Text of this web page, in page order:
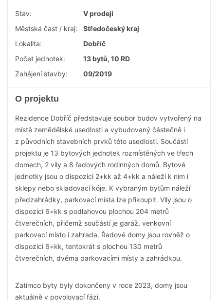
Stav:
V prodeji
Městská část / kraj:
Středočeský kraj
Lokalita:
Dobříč
Počet jednotek:
13 bytů, 10 RD
Zahájení stavby:
09/2019
O projektu
Rezidence Dobříč představuje soubor budov vytvořený na
místě zemědělské usedlosti a vybudovaný částečně i
z původních stavebních prvků této usedlosti. Součástí
projektu je 13 bytových jednotek rozmístěných ve třech
domech, 2 vily a 8 řadových rodinných domů. Bytové
jednotky jsou o dispozici 2+kk až 4+kk a náleží k nim i
sklepy nebo skladovací kóje. K vybraným bytům náleží
předzahrádky, parkovací místa lze přikoupit. Vily jsou o
dispozici 6+kk s podlahovou plochou 204 metrů
čtverečních, přičemž součástí je garáž, venkovní
parkovací místo i zahrada. Řadové domy jsou rovněž o
dispozici 6+kk, tentokrát s plochou 130 metrů
čtverečních, dvěma parkovacími místy a zahrádkou.
Zatímco byty byly dokončeny v roce 2023, domy jsou
aktuálně v povolovací fázi.